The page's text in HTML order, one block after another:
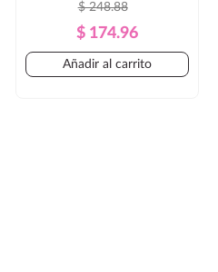
Precio
Regular
$ 248.88
Precio
$ 174.96
Añadir al carrito